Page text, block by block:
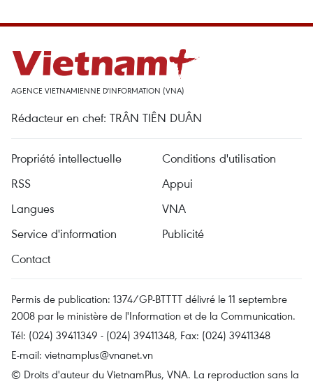
AGENCE VIETNAMIENNE D'INFORMATION (VNA)
Rédacteur en chef: TRÂN TIÊN DUÂN
Propriété intellectuelle
Conditions d'utilisation
RSS
Appui
Langues
VNA
Service d'information
Publicité
Contact
Permis de publication: 1374/GP-BTTTT délivré le 11 septembre
2008 par le ministère de l'Information et de la Communication.
Tél: (024) 39411349 - (024) 39411348, Fax: (024) 39411348
E-mail: vietnamplus@vnanet.vn
© Droits d'auteur du VietnamPlus, VNA. La reproduction sans la